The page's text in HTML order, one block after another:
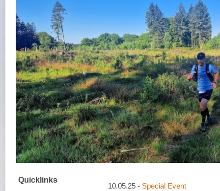
Quicklinks
10.05.25 - Special Event